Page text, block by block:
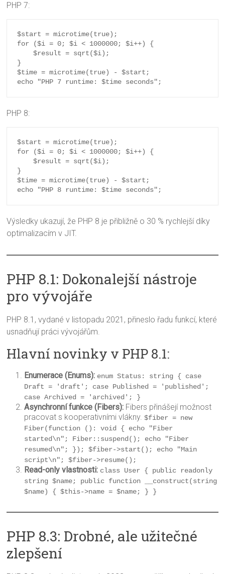
PHP 7:
$start = microtime(true);
for ($i = 0; $i < 1000000; $i++) {
    $result = sqrt($i);
}
$time = microtime(true) - $start;
PHP 8:
$start = microtime(true);
for ($i = 0; $i < 1000000; $i++) {
    $result = sqrt($i);
}
$time = microtime(true) - $start;
Výsledky ukazují, že PHP 8 je přibližně o 30 % rychlejší díky
optimalizacím v JIT.
PHP 8.1: Dokonalejší nástroje
pro vývojáře
PHP 8.1, vydané v listopadu 2021, přineslo řadu funkcí, které
usnadňují práci vývojářům.
Hlavní novinky v PHP 8.1:
Enumerace (Enums): enum Status: string { case
Draft = 'draft'; case Published = 'published';
case Archived = 'archived'; }
Asynchronní funkce (Fibers): Fibers přinášejí možnost
pracovat s kooperativními vlákny.$fiber = new
Fiber(function (): void { echo "Fiber
started\n"; Fiber::suspend(); echo "Fiber
resumed\n"; }); $fiber->start(); echo "Main
script\n"; $fiber->resume();
Read-only vlastnosti: class User { public readonly
string $name; public function __construct(string
$name) { $this->name = $name; } }
PHP 8.3: Drobné, ale užitečné
zlepšení